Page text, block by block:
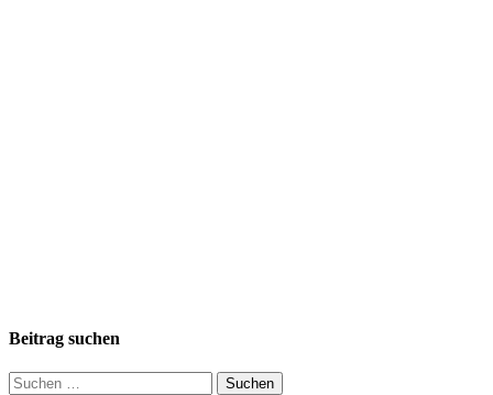
Beitrag suchen
Suchen